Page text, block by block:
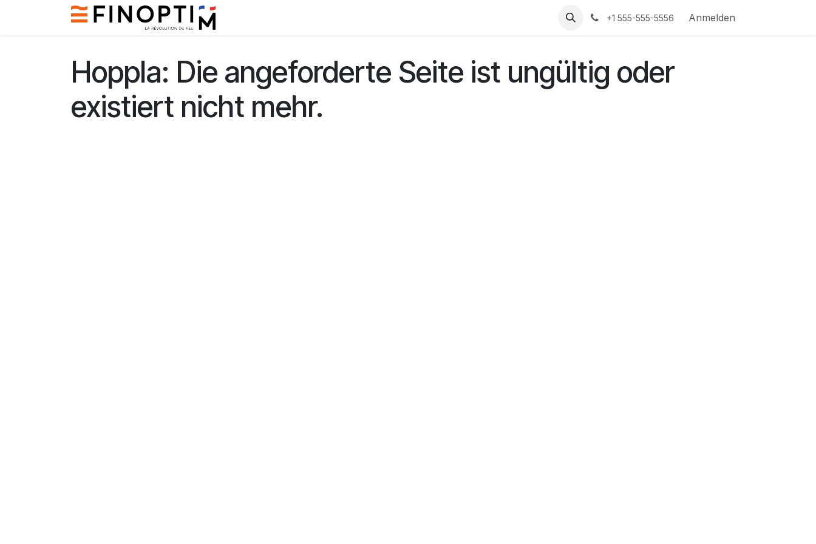
Zum Inhalt springen
+1 555-555-5556 Anmelden
Hoppla: Die angeforderte Seite ist ungültig oder
existiert nicht mehr.